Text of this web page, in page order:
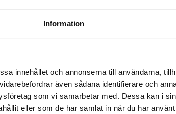
Information
innehållet och annonserna till användarna,
även sådana identifierare och
som vi samarbetar med. Dessa kan i
eller som de har samlat in när du har